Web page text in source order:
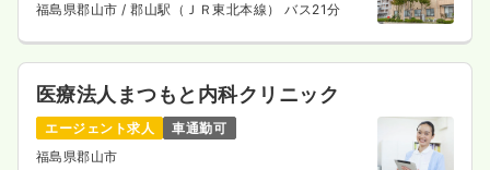
福島県郡山市/ 郡山駅（ＪＲ東北本線） バス21分
医療法人まつもと内科クリニック
エージェント求人
車通勤可
福島県郡山市